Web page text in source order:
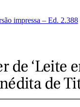
impressa – Ed. 2.388